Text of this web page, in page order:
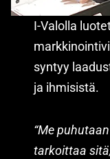
I-Valolla
syntyy
ja ihmisistä.
“Me
tarkoittaa